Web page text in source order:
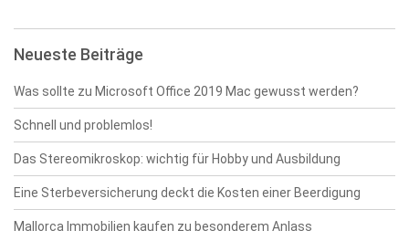
Neueste Beiträge
Was sollte zu Microsoft Office 2019 Mac gewusst werden?
Schnell und problemlos!
Das Stereomikroskop: wichtig für Hobby und Ausbildung
Eine Sterbeversicherung deckt die Kosten einer Beerdigung
Mallorca Immobilien kaufen zu besonderem Anlass